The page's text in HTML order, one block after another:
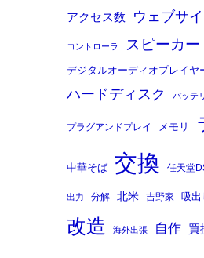
アクセス数 ウェブサイ
コントローラ スピーカー
デジタルオーディオプレイヤ
ハードディスク バッテ
プラグアンドプレイ メモリ
中華そば 交換 任天堂
出力 分解 北米 吉野家 吸出
改造 海外出張 自作 買